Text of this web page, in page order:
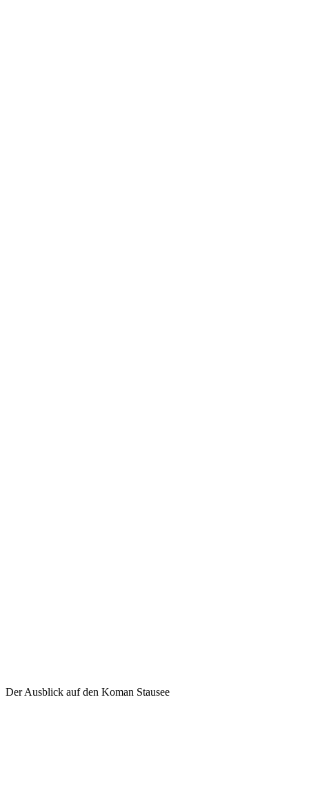
Der Ausblick auf den Koman Stausee